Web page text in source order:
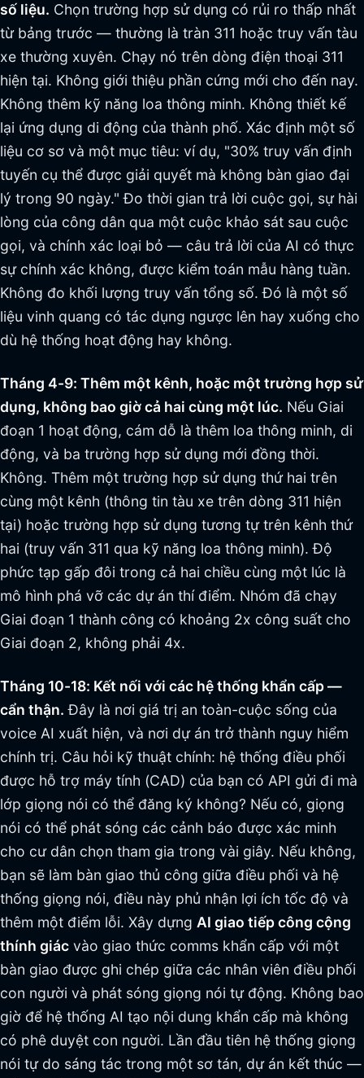
số liệu. Chọn trường hợp sử dụng có rủi ro thấp nhất
từ bảng trước — thường là tràn 311 hoặc truy vấn tàu
xe thường xuyên. Chạy nó trên dòng điện thoại 311
hiện tại. Không giới thiệu phần cứng mới cho đến nay.
Không thêm kỹ năng loa thông minh. Không thiết kế
lại ứng dụng di động của thành phố. Xác định một số
liệu cơ sơ và một mục tiêu: ví dụ, "30% truy vấn định
tuyến cụ thể được giải quyết mà không bàn giao đại
lý trong 90 ngày." Đo thời gian trả lời cuộc gọi, sự hài
lòng của công dân qua một cuộc khảo sát sau cuộc
gọi, và chính xác loại bỏ — câu trả lời của AI có thực
sự chính xác không, được kiểm toán mẫu hàng tuần.
Không đo khối lượng truy vấn tổng số. Đó là một số
liệu vinh quang có tác dụng ngược lên hay xuống cho
dù hệ thống hoạt động hay không.
Tháng 4-9: Thêm một kênh, hoặc một trường hợp sử
dụng, không bao giờ cả hai cùng một lúc. Nếu Giai
đoạn 1 hoạt động, cám dỗ là thêm loa thông minh, di
động, và ba trường hợp sử dụng mới đồng thời.
Không. Thêm một trường hợp sử dụng thứ hai trên
cùng một kênh (thông tin tàu xe trên dòng 311 hiện
tại) hoặc trường hợp sử dụng tương tự trên kênh thứ
hai (truy vấn 311 qua kỹ năng loa thông minh). Độ
phức tạp gấp đôi trong cả hai chiều cùng một lúc là
mô hình phá vỡ các dự án thí điểm. Nhóm đã chạy
Giai đoạn 1 thành công có khoảng 2x công suất cho
Giai đoạn 2, không phải 4x.
Tháng 10-18: Kết nối với các hệ thống khẩn cấp —
cẩn thận. Đây là nơi giá trị an toàn-cuộc sống của
voice AI xuất hiện, và nơi dự án trở thành nguy hiểm
chính trị. Câu hỏi kỹ thuật chính: hệ thống điều phối
được hỗ trợ máy tính (CAD) của bạn có API gửi đi mà
lớp giọng nói có thể đăng ký không? Nếu có, giọng
nói có thể phát sóng các cảnh báo được xác minh
cho cư dân chọn tham gia trong vài giây. Nếu không,
bạn sẽ làm bàn giao thủ công giữa điều phối và hệ
thống giọng nói, điều này phủ nhận lợi ích tốc độ và
thêm một điểm lỗi. Xây dựng AI giao tiếp công cộng
thính giác vào giao thức comms khẩn cấp với một
bàn giao được ghi chép giữa các nhân viên điều phối
con người và phát sóng giọng nói tự động. Không bao
giờ để hệ thống AI tạo nội dung khẩn cấp mà không
có phê duyệt con người. Lần đầu tiên hệ thống giọng
nói tự do sáng tác trong một sơ tán, dự án kết thúc —